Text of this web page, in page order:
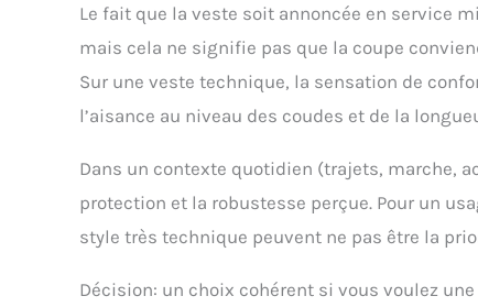
Le fait que la veste soit annoncée en service
mais cela ne signifie pas que la coupe
Sur une veste technique, la sensation de
l’aisance au niveau des coudes et de la
Dans un contexte quotidien (trajets, marche,
protection et la robustesse perçue. Pour un
style très technique peuvent ne pas être la
Décision: un choix cohérent si vous voulez